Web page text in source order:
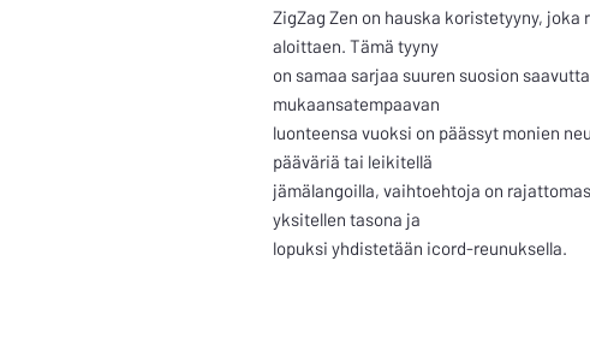
ZigZag Zen on hauska koristetyyny,
aloittaen. Tämä tyyny
on samaa sarjaa suuren suosion
mukaansatempaavan
luonteensa vuoksi on päässyt monien
pääväriä tai leikitellä
jämälangoilla, vaihtoehtoja on
yksitellen tasona ja
lopuksi yhdistetään icord-reunuksella.